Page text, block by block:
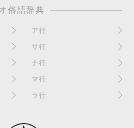
俗語辞典
ア行
RPM(33,45)
赤盤
アセテート盤
EPアダプター
サ行
サイン
CDJ
シールド盤
シュリンク残存
ナ行
2枚使い
ン）
マ行
マスターテンポ
マトリックス番号
ラ行